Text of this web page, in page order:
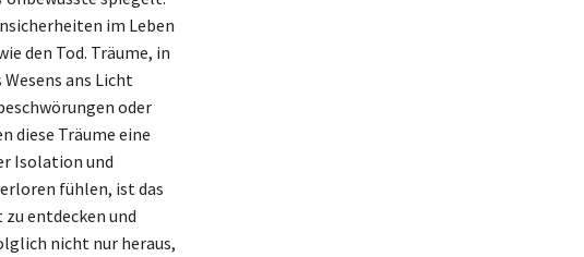
im Leben
den Tod. Träume, in
ans Licht
oder
diese Träume eine
Isolation und
fühlen, ist das
entdecken und
nicht nur heraus,